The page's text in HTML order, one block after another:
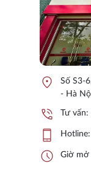
location_on
Số S3-
- Hà
phone_in_talk Tư vấn:
phone_iphone Hotline:
schedule Giờ mở